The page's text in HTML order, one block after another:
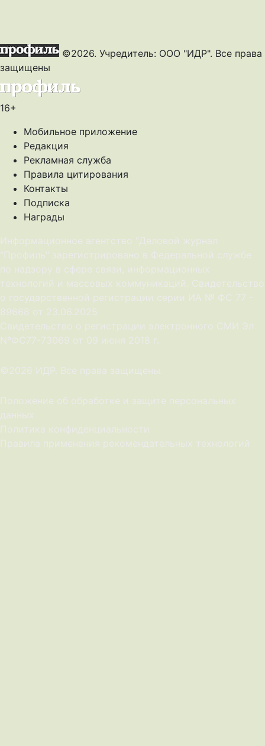
©2026. Учредитель: ООО "ИДР". Все права
защищены
16+
Мобильное приложение
Редакция
Рекламная служба
Правила цитирования
Контакты
Подписка
Награды
Информационное агентство "Деловой журнал
"Профиль" зарегистрировано в Федеральной службе
по надзору в сфере связи, информационных
технологий и массовых коммуникаций. Свидетельство
о государственной регистрации серии ИА № ФС 77 -
89668 от 23.06.2025
Cвидетельство о регистрации электронного СМИ Эл
NºФС77-73069 от 09 июня 2018 г.
©2026 ИДР. Все права защищены.
Положение об обработке и защите персональных
данных
Политика конфиденциальности
Правила применения рекомендательных технологий